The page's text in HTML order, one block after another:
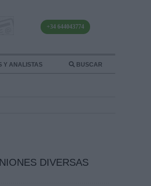
+34 644043774
Y ANALISTAS BUSCAR
DIVERSAS